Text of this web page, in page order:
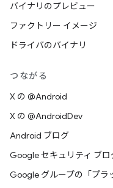
バイナリのプレビュー
ファクトリー イメージ
ドライバのバイナリ
つながる
X の @Android
X の @AndroidDev
Android ブログ
Google セキュリティ ブロ
Google グループの「プラ